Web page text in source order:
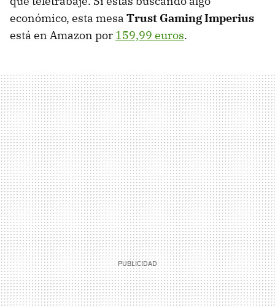
económico, esta mesa Trust Gaming Imperius
está en Amazon por 159,99 euros.